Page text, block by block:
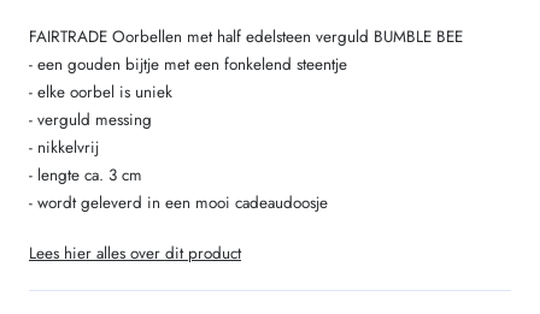
FAIRTRADE Oorbellen met half edelsteen verguld BUMBLE BEE
- een gouden bijtje met een fonkelend steentje
- elke oorbel is uniek
- verguld messing
- nikkelvrij
- lengte ca. 3 cm
- wordt geleverd in een mooi cadeaudoosje
Lees hier alles over dit product